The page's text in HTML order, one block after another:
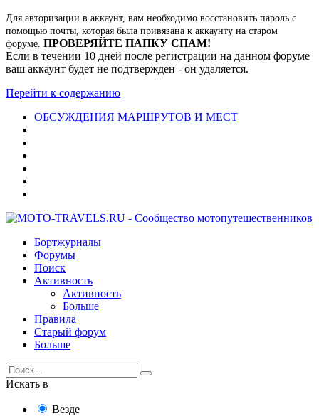
Для авторизации в аккаунт, вам необходимо восстановить пароль с
помощью почты, которая была привязана к аккаунту на старом
форуме. ПРОВЕРЯЙТЕ ПАПКУ СПАМ!
Если в течении 10 дней после регистрации на данном форуме
ваш аккаунт будет не подтвержден - он удаляется.
Перейти к содержанию
ОБСУЖДЕНИЯ МАРШРУТОВ И МЕСТ
Бортжурналы
Форумы
Поиск
Активность
Активность
Больше
Правила
Старый форум
Больше
Искать в
Везде